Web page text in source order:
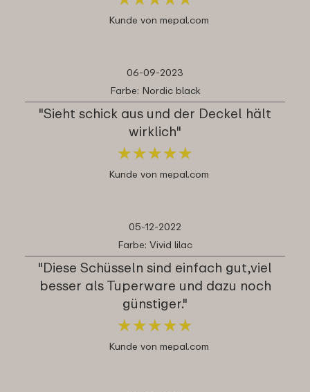
Kunde von mepal.com
06-09-2023
Farbe: Nordic black
"Sieht schick aus und der Deckel hält
wirklich"
★★★★★
★★★★★
Kunde von mepal.com
05-12-2022
Farbe: Vivid lilac
"Diese Schüsseln sind einfach gut,viel
besser als Tuperware und dazu noch
günstiger."
★★★★★
★★★★★
Kunde von mepal.com